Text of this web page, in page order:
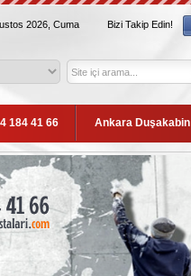
2026, Cuma Bizi Takip Edin!
184 41 66 Ankara Duşakabin